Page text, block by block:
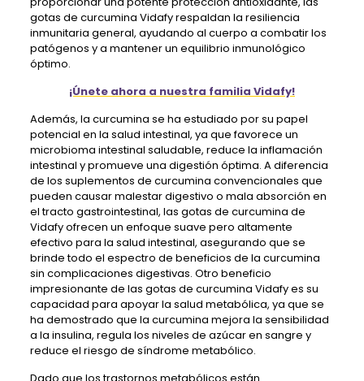
gotas de curcumina Vidafy respaldan la resiliencia
inmunitaria general, ayudando al cuerpo a combatir los
patógenos y a mantener un equilibrio inmunológico
óptimo.
¡Únete ahora a nuestra familia Vidafy!
Además, la curcumina se ha estudiado por su papel
potencial en la salud intestinal, ya que favorece un
microbioma intestinal saludable, reduce la inflamación
intestinal y promueve una digestión óptima. A diferencia
de los suplementos de curcumina convencionales que
pueden causar malestar digestivo o mala absorción en
el tracto gastrointestinal, las gotas de curcumina de
Vidafy ofrecen un enfoque suave pero altamente
efectivo para la salud intestinal, asegurando que se
brinde todo el espectro de beneficios de la curcumina
sin complicaciones digestivas. Otro beneficio
impresionante de las gotas de curcumina Vidafy es su
capacidad para apoyar la salud metabólica, ya que se
ha demostrado que la curcumina mejora la sensibilidad
a la insulina, regula los niveles de azúcar en sangre y
reduce el riesgo de síndrome metabólico.